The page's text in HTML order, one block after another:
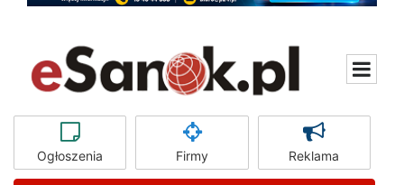
Ogłoszenia Firmy Reklama